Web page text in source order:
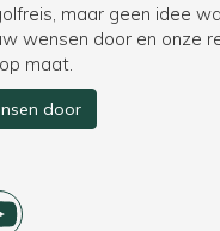
maar geen idee
wensen door en onze
maat.
door